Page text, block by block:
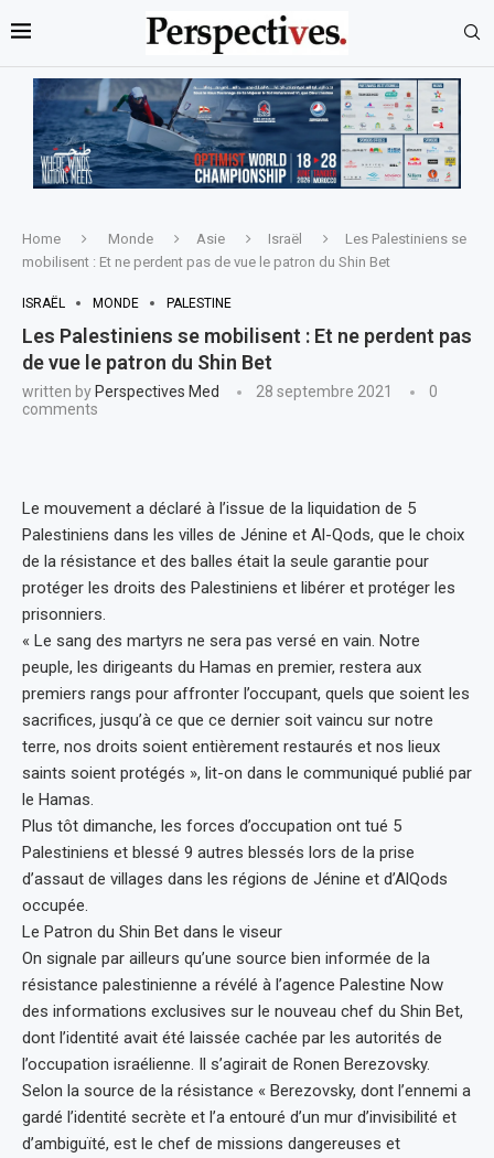
Home Monde Asie Israël
Les Palestiniens se
mobilisent : Et ne perdent pas de vue le patron du Shin Bet
ISRAËL MONDE PALESTINE
Les Palestiniens se mobilisent : Et ne perdent pas
de vue le patron du Shin Bet
written by Perspectives Med 28 septembre 2021
0
comments
Le mouvement a déclaré à l’issue de la liquidation de 5
Palestiniens dans les villes de Jénine et Al-Qods, que le choix
de la résistance et des balles était la seule garantie pour
protéger les droits des Palestiniens et libérer et protéger les
prisonniers.
« Le sang des martyrs ne sera pas versé en vain. Notre
peuple, les dirigeants du Hamas en premier, restera aux
premiers rangs pour affronter l’occupant, quels que soient les
sacrifices, jusqu’à ce que ce dernier soit vaincu sur notre
terre, nos droits soient entièrement restaurés et nos lieux
saints soient protégés », lit-on dans le communiqué publié par
le Hamas.
Plus tôt dimanche, les forces d’occupation ont tué 5
Palestiniens et blessé 9 autres blessés lors de la prise
d’assaut de villages dans les régions de Jénine et d’AlQods
occupée.
Le Patron du Shin Bet dans le viseur
On signale par ailleurs qu’une source bien informée de la
résistance palestinienne a révélé à l’agence Palestine Now
des informations exclusives sur le nouveau chef du Shin Bet,
dont l’identité avait été laissée cachée par les autorités de
l’occupation israélienne. Il s’agirait de Ronen Berezovsky.
Selon la source de la résistance « Berezovsky, dont l’ennemi a
gardé l’identité secrète et l’a entouré d’un mur d’invisibilité et
d’ambiguïté, est le chef de missions dangereuses et